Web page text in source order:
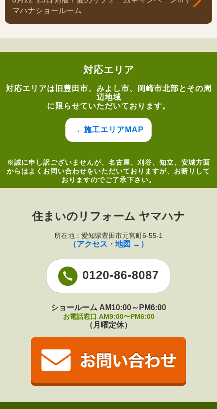
マハナショールーム
対応エリア
対応エリアは旧豊田市、みよし市、岡崎市北部とその周
辺地域
に限らせていただいております。
→ 施工エリアMAP
※誠に申し訳ございませんが、名古屋、刈谷、知立、安城方面
からはよくお問い合わせをいただいておりますが、お断りして
おりますのでご了承下さい。
住まいのリフォーム ヤマハナ
所在地：愛知県豊田市元宮町6-55-1
（アクセス・地図 →）
0120-86-8087
ショールーム AM10:00～PM6:00
お電話窓口 AM9:00〜PM6:00
（月曜定休）